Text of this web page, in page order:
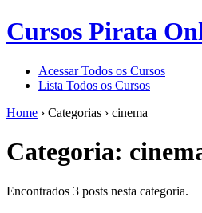
Cursos Pirata
Acessar Todos os Cursos
Lista Todos os Cursos
Home › Categorias › cinema
Categoria:
Encontrados 3 posts nesta categoria.